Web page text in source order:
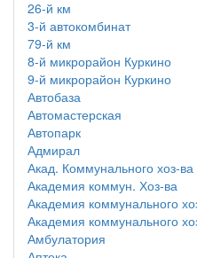
26-й км
3-й автокомбинат
79-й км
8-й микрорайон Куркино
9-й микрорайон Куркино
Автобаза
Автомастерская
Автопарк
Адмирал
Акад. Коммунального хоз-ва
Академия коммун. Хоз-ва
Академия коммунального
Академия коммунального
Амбулатория